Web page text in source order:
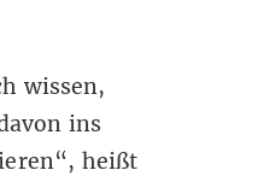
wissen,
ins
heißt